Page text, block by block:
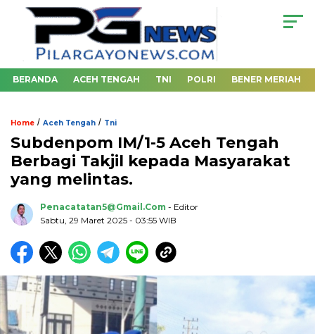
BERANDA ACEH TENGAH TNI POLRI BENER MERIAH
Home / Aceh Tengah / Tni
Subdenpom IM/1-5 Aceh Tengah
Berbagi Takjil kepada Masyarakat
yang melintas.
Penacatatan5@gmail.com - Editor
Sabtu, 29 Maret 2025 - 03:55 WIB